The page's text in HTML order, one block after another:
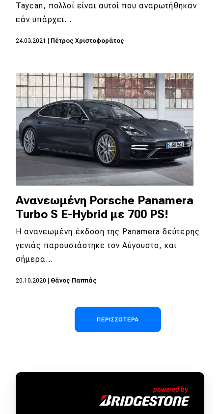
Taycan, πολλοί είναι αυτοί που αναρωτήθηκαν
εάν υπάρχει…
24.03.2021 Πέτρος Χριστοφοράτος
Ανανεωμένη Porsche Panamera
Turbo S E-Hybrid με 700 PS!
Η ανανεωμένη έκδοση της Panamera δεύτερης
γενιάς παρουσιάστηκε τον Αύγουστο, και
σήμερα…
20.10.2020 Θάνος Παππάς
ΠΕΡΙΣΣΌΤΕΡΑ